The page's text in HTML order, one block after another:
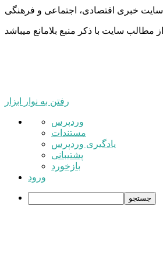
سایت خبری اقتصادی، اجتماعی و فرهنگی
رفتن به نوار ابزار
درباره
وردپرس
وردپرس
مستندات
یادگیری وردپرس
پشتیبانی
بازخورد
ورود
جستجو